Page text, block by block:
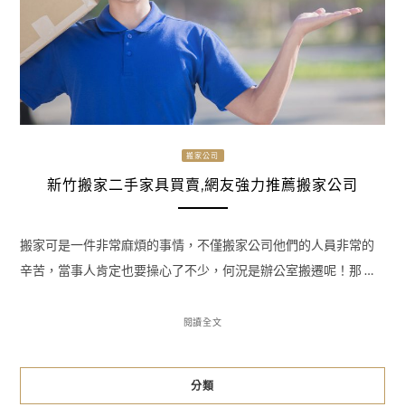
搬家公司
新竹搬家二手家具買賣,網友強力推薦搬家公司‎
搬家可是一件非常麻煩的事情，不僅搬家公司他們的人員非常的
辛苦，當事人肯定也要操心了不少，何況是辦公室搬遷呢！那 …
閱讀全文
分類